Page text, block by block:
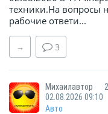
техники.На вопросы
рабочие ответи...
→ 3
Михаилавтор
2
02.08.2026 09:10
Авто